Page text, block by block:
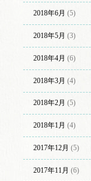
2018年6月 (5)
2018年5月 (3)
2018年4月 (6)
2018年3月 (4)
2018年2月 (5)
2018年1月 (4)
2017年12月 (5)
2017年11月 (6)